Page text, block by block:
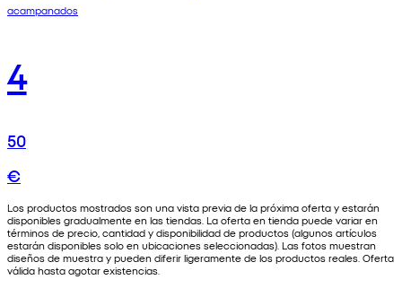
acampanados
4
50
€
Los productos mostrados son una vista previa de la próxima oferta y estarán
disponibles gradualmente en las tiendas. La oferta en tienda puede variar en
términos de precio, cantidad y disponibilidad de productos (algunos artículos
estarán disponibles solo en ubicaciones seleccionadas). Las fotos muestran
diseños de muestra y pueden diferir ligeramente de los productos reales. Oferta
válida hasta agotar existencias.